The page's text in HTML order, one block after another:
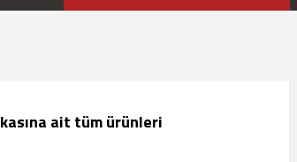
ait tüm ürünleri